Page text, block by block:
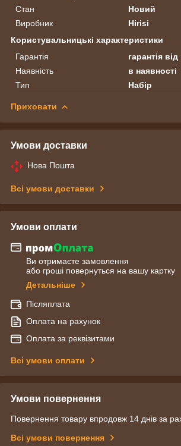
Стан
Новий
Виробник
Hirisi
Користувальницькі характеристики
Гарантія
гарантія
Наявність
в наявності
Тип
Набір
Приховати
Умови доставки
Нова Пошта
Всі умови доставки
Умови оплати
Ви отримаєте замовлення
або гроші повернуться на вашу картку
Детальніше
Післяплата
Оплата на рахунок
Оплата за реквізитами
Всі умови оплати
Умови повернення
Повернення товару впродовж 14 днів за
Всі умови повернення